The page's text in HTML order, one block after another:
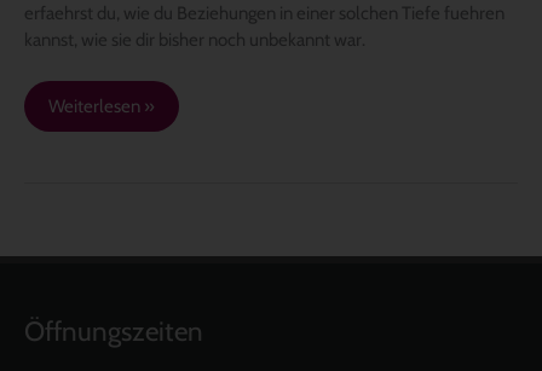
erfaehrst du, wie du Beziehungen in einer solchen Tiefe fuehren
kannst, wie sie dir bisher noch unbekannt war.
Weiterlesen »
Öffnungszeiten